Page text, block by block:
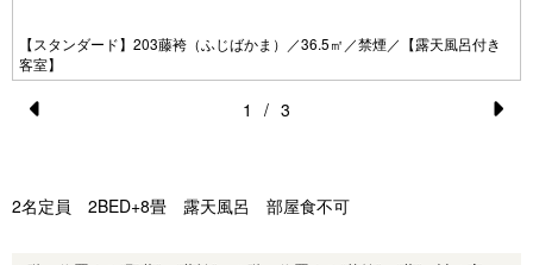
vi
【スタンダード】203藤袴（ふじばかま）／36.5㎡／禁煙／【露天風呂付き
客室】
1 / 3
2名定員 2BED+8畳 露天風呂 部屋食不可